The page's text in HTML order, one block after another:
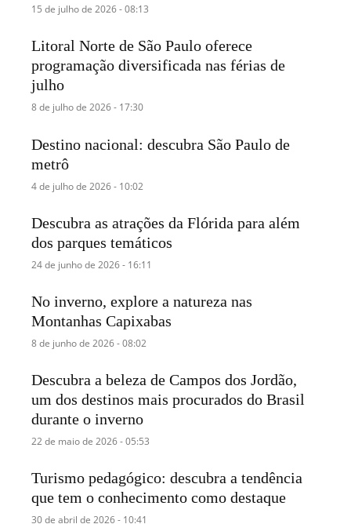
15 de julho de 2026 - 08:13
Litoral Norte de São Paulo oferece
programação diversificada nas férias de
julho
8 de julho de 2026 - 17:30
Destino nacional: descubra São Paulo de
metrô
4 de julho de 2026 - 10:02
Descubra as atrações da Flórida para além
dos parques temáticos
24 de junho de 2026 - 16:11
No inverno, explore a natureza nas
Montanhas Capixabas
8 de junho de 2026 - 08:02
Descubra a beleza de Campos dos Jordão,
um dos destinos mais procurados do Brasil
durante o inverno
22 de maio de 2026 - 05:53
Turismo pedagógico: descubra a tendência
que tem o conhecimento como destaque
30 de abril de 2026 - 10:41